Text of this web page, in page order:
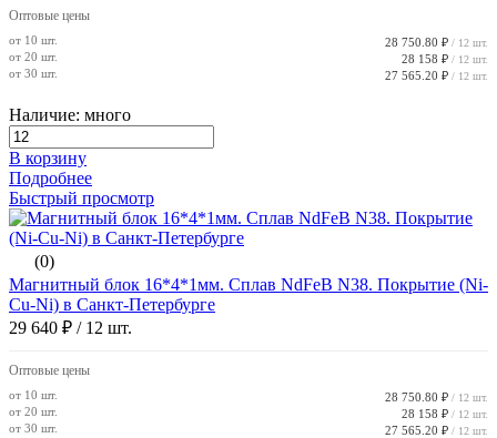
Оптовые цены
от 10 шт. 28 750.80 ₽ / 12 шт.
от 20 шт. 28 158 ₽ / 12 шт.
от 30 шт. 27 565.20 ₽ / 12 шт.
Наличие: много
В корзину
Подробнее
Быстрый просмотр
(0)
Магнитный блок 16*4*1мм. Сплав NdFeB N38. Покрытие (Ni-
Cu-Ni) в Санкт-Петербурге
29 640 ₽ / 12 шт.
Оптовые цены
от 10 шт. 28 750.80 ₽ / 12 шт.
от 20 шт. 28 158 ₽ / 12 шт.
от 30 шт. 27 565.20 ₽ / 12 шт.